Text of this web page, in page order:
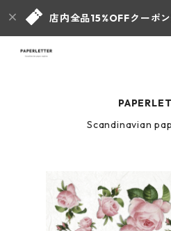
店内全品15%OFFクーポ
Scandinavian